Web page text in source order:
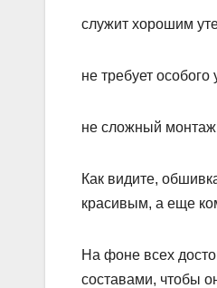
служит хорошим
не требует
не сложный
Как видите,
красивым, а еще
На фоне всех
составами, чтобы